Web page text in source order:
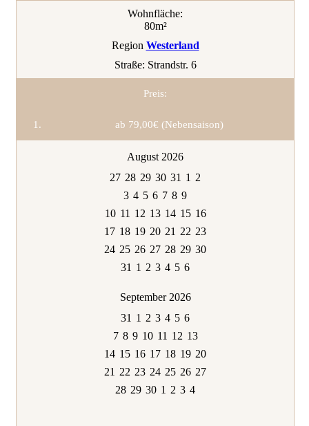
Wohnfläche:
80m²
Region Westerland
Straße: Strandstr. 6
Preis:
ab 79,00€ (Nebensaison)
August 2026
27 28 29 30 31 1 2
3 4 5 6 7 8 9
10 11 12 13 14 15 16
17 18 19 20 21 22 23
24 25 26 27 28 29 30
31 1 2 3 4 5 6
September 2026
31 1 2 3 4 5 6
7 8 9 10 11 12 13
14 15 16 17 18 19 20
21 22 23 24 25 26 27
28 29 30 1 2 3 4